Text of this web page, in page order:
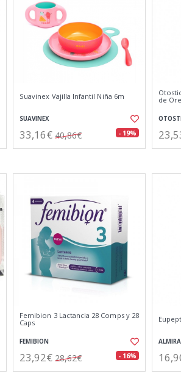
Suavinex Vajilla Infantil Niña 6m
SUAVINEX
33,16€ 40,86€ - 19%
de
Femibion 3 Lactancia 28 Comps y 28
Caps
FEMIBION
23,92€ 28,62€ - 16%